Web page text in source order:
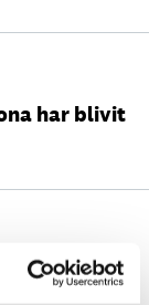
har blivit